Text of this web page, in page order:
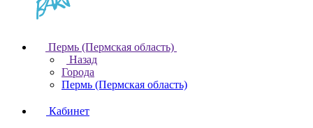
Пермь (Пермская область)
Назад
Города
Пермь (Пермская область)
Кабинет